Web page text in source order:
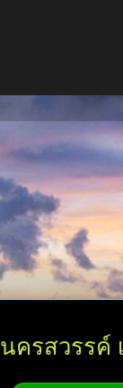
ครสวรรค์